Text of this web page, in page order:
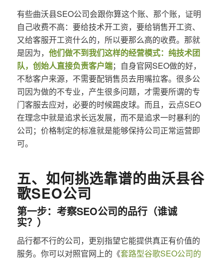
有些曲沃县SEO公司会跟你算这个账、那个账，证明
自己收费不高：要给技术开工资，要给销售开工资、
又给客服开工资什么的，所以要那么高的收费。那就
是因为， 他们做不到我们这样的经营模式：纯技术团
队，创始人直接负责客户端；自身官网SEO做的好，
不愁客户来源，不需要配销售员去用嘴拉客。很多公
司因为做的不专业，产生很多问题，才需要所谓的专
门客服去应对，必要的时候踢皮球。而且，云点SEO
在理念中就是追求长远发展，而不是追求一时暴利的
公司；价格制定的标准就是能够保持公司正常运营即
可。
五、如何挑选靠谱的曲沃县谷
歌SEO公司
第一步：考察SEO公司的品行（谁诚
实？）
品行都不行的公司，更别指望它能提供真正有价值的
服务。你可以对照官网上的《套路型谷歌SEO公司的